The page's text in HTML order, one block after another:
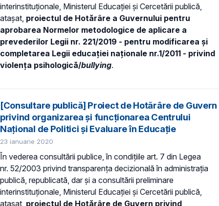
interinstituționale, Ministerul Educaţiei și Cercetării publică,
atașat, proiectul de Hotărâre a Guvernului pentru
aprobarea Normelor metodologice de aplicare a
prevederilor Legii nr. 221/2019 - pentru modificarea și
completarea Legii educației naționale nr.1/2011 - privind
violența psihologică/bullying.
[Consultare publică] Proiect de Hotărâre de Guvern
privind organizarea și funcționarea Centrului
Național de Politici și Evaluare în Educație
23 ianuarie 2020
În vederea consultării publice, în condiţiile art. 7 din Legea
nr. 52/2003 privind transparenţa decizională în administraţia
publică, republicată, dar și a consultării preliminare
interinstituționale, Ministerul Educaţiei și Cercetării publică,
atașat, proiectul de Hotărâre de Guvern privind